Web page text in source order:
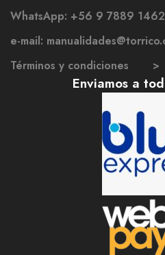
WhatsApp: +56 9 7889 1462
e-mail:
Términos y condiciones >
Enviamos a